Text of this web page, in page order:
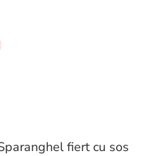
fiert cu sos